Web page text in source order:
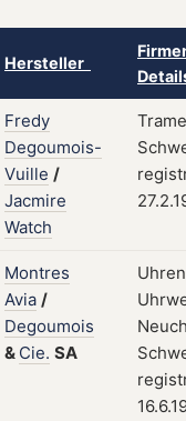
Hersteller
Fredy
Degoumois-
Vuille /
Jacmire
Watch
Montres
Avia /
Degoumois
& Cie. SA